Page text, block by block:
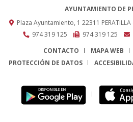
AYUNTAMIENTO DE
Plaza Ayuntamiento, 1 22311
974 319 125
974 319 125
CONTACTO
MAPA WEB
PROTECCIÓN DE DATOS